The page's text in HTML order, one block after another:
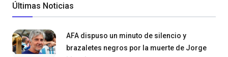
Últimas Noticias
AFA dispuso un minuto de silencio y
brazaletes negros por la muerte de Jorge